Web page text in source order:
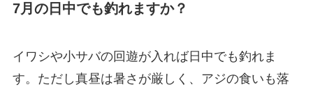
7月の日中でも釣れますか？
イワシや小サバの回遊が入れば日中でも釣れま
す。ただし真昼は暑さが厳しく、アジの食いも落